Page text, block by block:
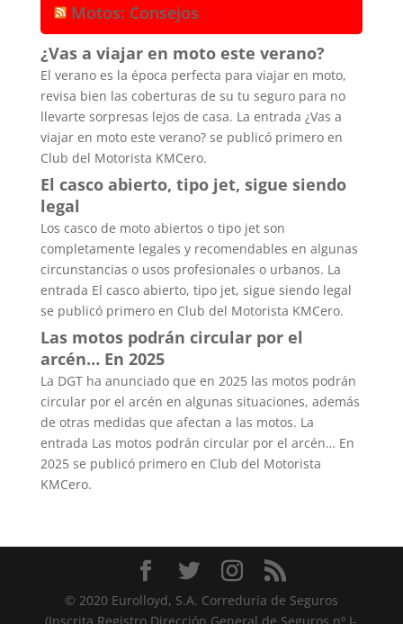
Motos: Consejos
¿Vas a viajar en moto este verano?
El verano es la época perfecta para viajar en moto,
revisa bien las coberturas de su tu seguro para no
llevarte sorpresas lejos de casa. La entrada ¿Vas a
viajar en moto este verano? se publicó primero en
Club del Motorista KMCero.
El casco abierto, tipo jet, sigue siendo
legal
Los casco de moto abiertos o tipo jet son
completamente legales y recomendables en algunas
circunstancias o usos profesionales o urbanos. La
entrada El casco abierto, tipo jet, sigue siendo legal
se publicó primero en Club del Motorista KMCero.
Las motos podrán circular por el
arcén… En 2025
La DGT ha anunciado que en 2025 las motos podrán
circular por el arcén en algunas situaciones, además
de otras medidas que afectan a las motos. La
entrada Las motos podrán circular por el arcén… En
2025 se publicó primero en Club del Motorista
KMCero.
© 2020 Eurolloyd, S.A. Correduría de Seguros